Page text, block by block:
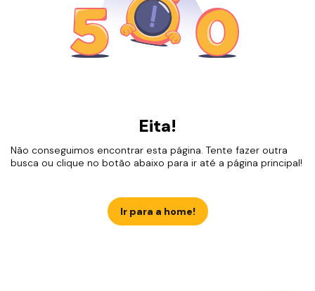
Eita!
Não conseguimos encontrar esta página. Tente fazer outra
busca ou clique no botão abaixo para ir até a página principal!
Ir para a home!